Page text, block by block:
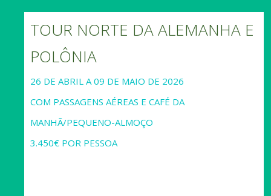
TOUR NORTE DA ALEMANHA E
POLÔNIA
26 DE ABRIL A 09 DE MAIO DE 2026
COM PASSAGENS AÉREAS E CAFÉ DA
MANHÃ/PEQUENO-ALMOÇO
3.450€ POR PESSOA